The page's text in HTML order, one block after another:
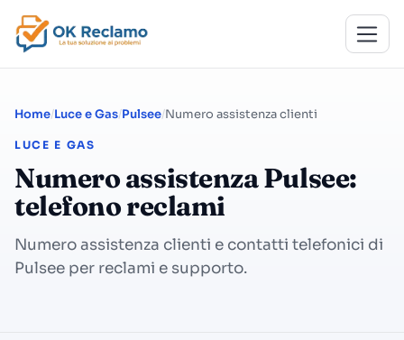
Home Luce e Gas Pulsee Numero assistenza clienti
LUCE E GAS
Numero assistenza Pulsee:
telefono reclami
Numero assistenza clienti e contatti telefonici di
Pulsee per reclami e supporto.